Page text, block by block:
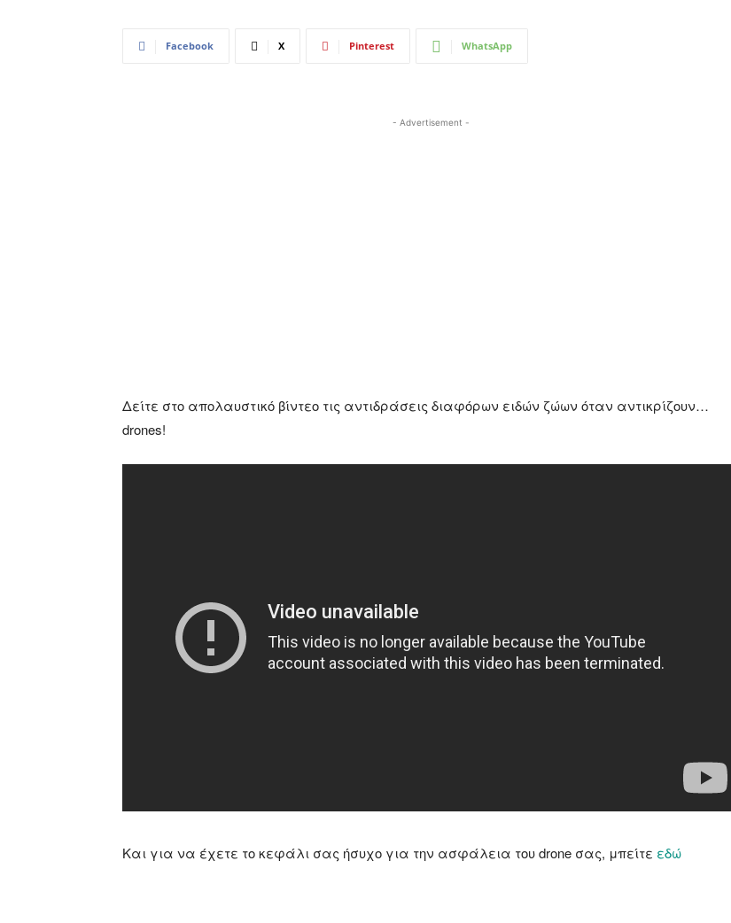
Facebook X Pinterest WhatsApp
- Advertisement -
Δείτε στο απολαυστικό βίντεο τις αντιδράσεις διαφόρων ειδών ζώων όταν αντικρίζουν…
drones!
Και για να έχετε το κεφάλι σας ήσυχο για την ασφάλεια του drone σας, μπείτε εδώ